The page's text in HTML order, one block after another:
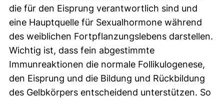
die für den Eisprung verantwortlich sind und
eine Hauptquelle für Sexualhormone während
des weiblichen Fortpflanzungslebens darstellen.
Wichtig ist, dass fein abgestimmte
Immunreaktionen die normale Follikulogenese,
den Eisprung und die Bildung und Rückbildung
des Gelbkörpers entscheidend unterstützen. So